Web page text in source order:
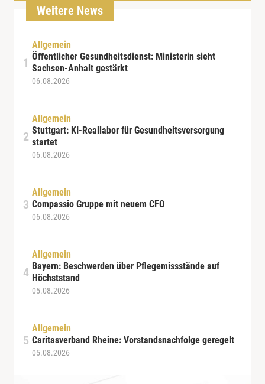
Weitere News
Allgemein
Öffentlicher Gesundheitsdienst: Ministerin sieht
Sachsen-Anhalt gestärkt
06.08.2026
Allgemein
Stuttgart: KI-Reallabor für Gesundheitsversorgung
startet
06.08.2026
Allgemein
Compassio Gruppe mit neuem CFO
06.08.2026
Allgemein
Bayern: Beschwerden über Pflegemissstände auf
Höchststand
05.08.2026
Allgemein
Caritasverband Rheine: Vorstandsnachfolge geregelt
05.08.2026